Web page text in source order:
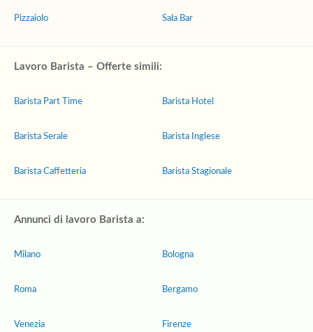
Pizzaiolo Sala Bar
Lavoro Barista – Offerte simili:
Barista Part Time
Barista Serale
Barista Caffetteria
Barista Hotel
Barista Inglese
Barista Stagionale
Annunci di lavoro Barista a:
Milano
Roma
Venezia
Bologna
Bergamo
Firenze